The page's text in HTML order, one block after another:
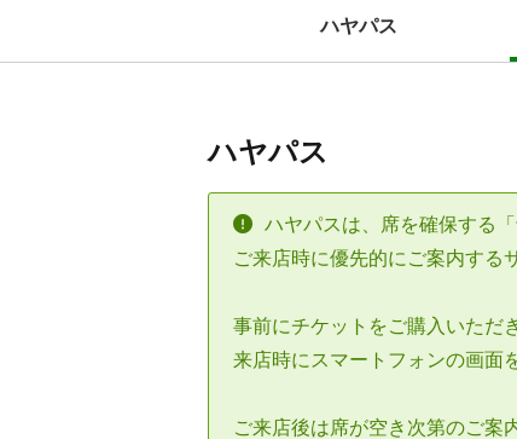
ハヤパス
ハヤパス
ハヤパスは、席を確保する「
ご来店時に優先的にご案内する
事前にチケットをご購入いただき
来店時にスマートフォンの画面
ご来店後は席が空き次第のご案